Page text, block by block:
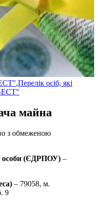
,Перелік осіб, які
майна
з обмеженою
особи (ЄДРПОУ) –
– 79058, м.
9